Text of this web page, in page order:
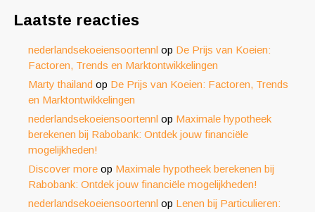
Laatste reacties
nederlandsekoeiensoortennl op De Prijs van Koeien:
Factoren, Trends en Marktontwikkelingen
Marty thailand op De Prijs van Koeien: Factoren, Trends
en Marktontwikkelingen
nederlandsekoeiensoortennl op Maximale hypotheek
berekenen bij Rabobank: Ontdek jouw financiële
mogelijkheden!
Discover more op Maximale hypotheek berekenen bij
Rabobank: Ontdek jouw financiële mogelijkheden!
nederlandsekoeiensoortennl op Lenen bij Particulieren: